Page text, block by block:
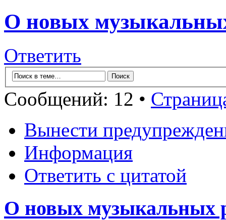
О новых
Ответить
Сообщений: 12 •
Вынести
Информация
Ответить с цитатой
О новых музыкальных